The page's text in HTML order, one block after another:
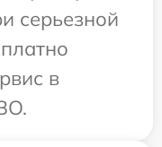
серьезной
в